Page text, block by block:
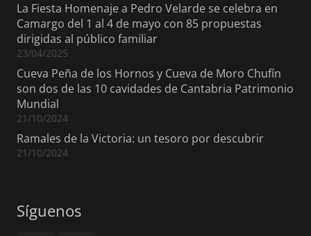
La Fiesta Homenaje a Pedro Velarde se celebra en
Camargo del 1 al 4 de mayo con 85 propuestas
dirigidas al público familiar
23/04/2025
Cueva Peña de los Hornos y Cueva de Moro Chufín
son dos de las 10 cavidades de Cantabria Patrimonio
Mundial
21/10/2024
Ramales de la Victoria: un tesoro por descubrir
21/10/2024
Síguenos